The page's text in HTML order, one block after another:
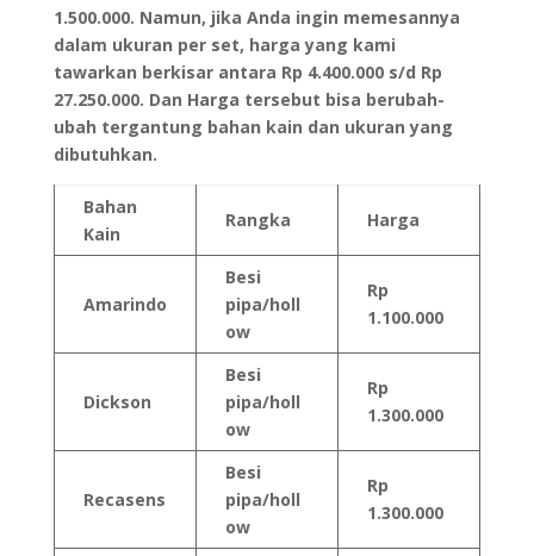
1.500.000. Namun, jika Anda ingin memesannya
dalam ukuran per set, harga yang kami
tawarkan berkisar antara Rp 4.400.000 s/d Rp
27.250.000. Dan Harga tersebut bisa berubah-
ubah tergantung bahan kain dan ukuran yang
dibutuhkan.
Bahan
Kain
Rangka Harga
Amarindo
Besi
pipa/holl
ow
Rp
1.100.000
Dickson
Besi
pipa/holl
ow
Rp
1.300.000
Recasens
Besi
pipa/holl
ow
Rp
1.300.000